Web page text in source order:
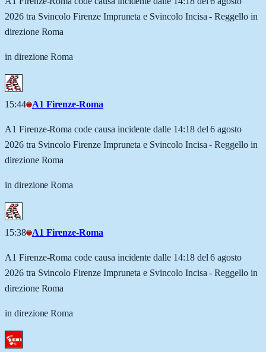
2026 tra Svincolo Firenze Impruneta e Svincolo Incisa - Reggello in
direzione Roma
in direzione Roma
15:44 A1 Firenze-Roma
A1 Firenze-Roma code causa incidente dalle 14:18 del 6 agosto
2026 tra Svincolo Firenze Impruneta e Svincolo Incisa - Reggello in
direzione Roma
in direzione Roma
15:38 A1 Firenze-Roma
A1 Firenze-Roma code causa incidente dalle 14:18 del 6 agosto
2026 tra Svincolo Firenze Impruneta e Svincolo Incisa - Reggello in
direzione Roma
in direzione Roma